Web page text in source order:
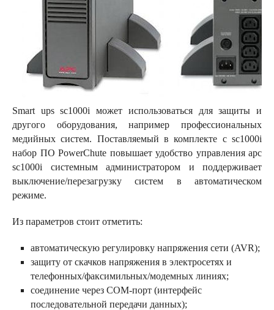
Smart ups sc1000i может использоваться для защиты и
другого оборудования, например профессиональных
медийных систем. Поставляемый в комплекте с sc1000i
набор ПО PowerChute повышает удобство управления apc
sc1000i системным администратором и поддерживает
выключение/перезагрузку систем в автоматическом
режиме.
Из параметров стоит отметить:
автоматическую регулировку напряжения сети (AVR);
защиту от скачков напряжения в электросетях и
телефонных/факсимильных/модемных линиях;
соединение через СОМ-порт (интерфейс
последовательной передачи данных);